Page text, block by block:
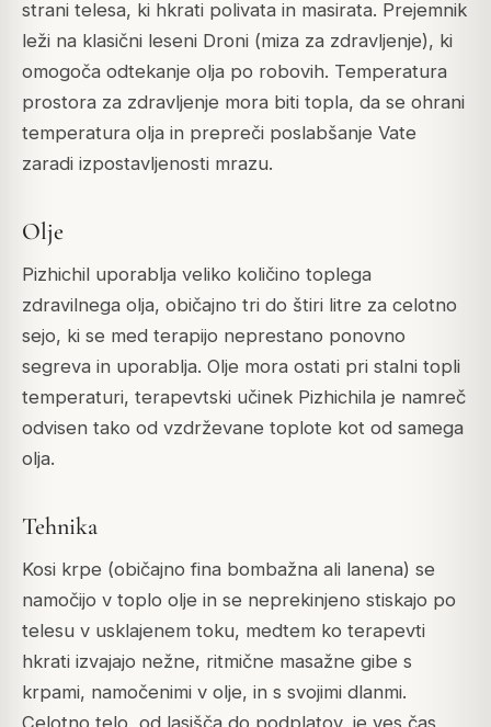
strani telesa, ki hkrati polivata in masirata. Prejemnik
leži na klasični leseni Droni (miza za zdravljenje), ki
omogoča odtekanje olja po robovih. Temperatura
prostora za zdravljenje mora biti topla, da se ohrani
temperatura olja in prepreči poslabšanje Vate
zaradi izpostavljenosti mrazu.
Olje
Pizhichil uporablja veliko količino toplega
zdravilnega olja, običajno tri do štiri litre za celotno
sejo, ki se med terapijo neprestano ponovno
segreva in uporablja. Olje mora ostati pri stalni topli
temperaturi, terapevtski učinek Pizhichila je namreč
odvisen tako od vzdrževane toplote kot od samega
olja.
Tehnika
Kosi krpe (običajno fina bombažna ali lanena) se
namočijo v toplo olje in se neprekinjeno stiskajo po
telesu v usklajenem toku, medtem ko terapevti
hkrati izvajajo nežne, ritmične masažne gibe s
krpami, namočenimi v olje, in s svojimi dlanmi.